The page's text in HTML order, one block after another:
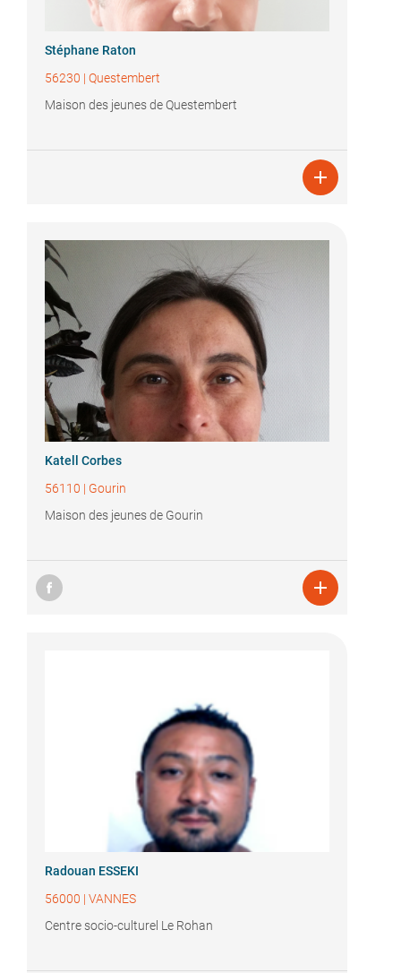
Stéphane Raton
56230 | Questembert
Maison des jeunes de Questembert

Katell Corbes
56110 | Gourin
Maison des jeunes de Gourin

Radouan ESSEKI
56000 | VANNES
Centre socio-culturel Le Rohan